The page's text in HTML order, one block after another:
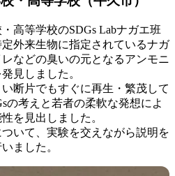
高等学校のSDGs Labナガエ班
外来生物に指定されているナガ
などの臭いの元となるアンモニ
見しました。
断片でもすぐに再生・繁茂して
の考えと若者の柔軟な発想によ
を見出しました。
いて、実験を交えながら説明を
ました。